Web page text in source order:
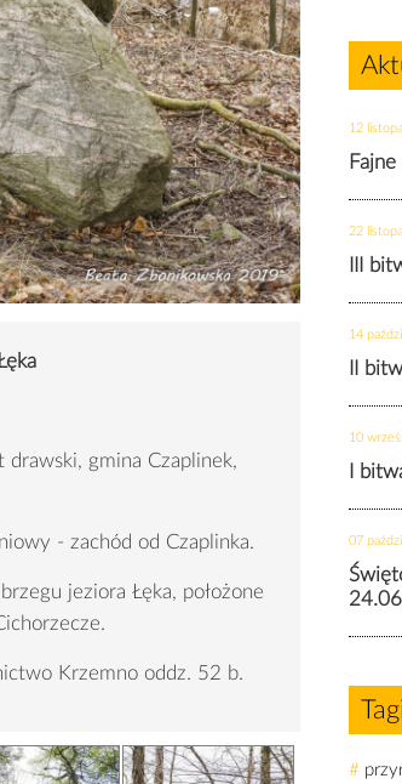
gmina Czaplinek,
- zachód od Czaplinka.
jeziora Łęka, położone
Krzemno oddz. 52 b.
12
Fajne
22
III
14
II
10
I
07
#